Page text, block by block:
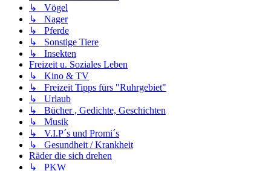
↳ Vögel
↳ Nager
↳ Pferde
↳ Sonstige Tiere
↳ Insekten
Freizeit u. Soziales Leben
↳ Kino & TV
↳ Freizeit Tipps fürs "Ruhrgebiet"
↳ Urlaub
↳ Bücher , Gedichte, Geschichten
↳ Musik
↳ V.I.P´s und Promi´s
↳ Gesundheit / Krankheit
Räder die sich drehen
↳ PKW